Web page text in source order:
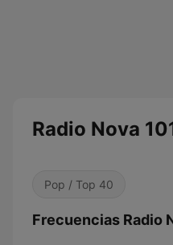
Radio Nova
Pop / Top 40
Frecuencias Radio